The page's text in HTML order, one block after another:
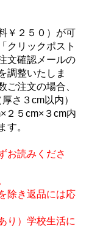
￥２５０）が可
クリックポスト
文確認メールの
調整いたしま
ご注文の場合、
さ３cm以内）
２５cm×３cm内
す。
お読みくださ
除き返品には応
り）学校生活に